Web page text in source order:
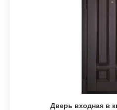
Дверь входная в